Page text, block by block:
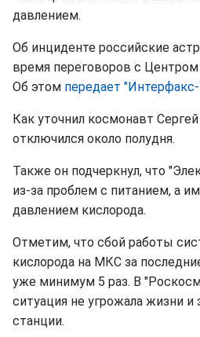
давлением.
Об инциденте российские
время переговоров с Центром
Об этом передает
Как уточнил космонавт
отключился около полудня.
Также он подчеркнул, что
из-за проблем с питанием, а
давлением кислорода.
Отметим, что сбой работы
кислорода на МКС за
уже минимум 5 раз. В
ситуация не угрожала жизни
станции.